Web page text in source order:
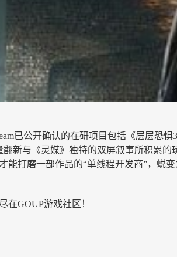
已公开确认的在研项目包括《层层恐
翻新与《灵媒》独特的双屏叙事所积累
打磨一部作品的“单线程开发商”，蜕
在GOUP游戏社区！